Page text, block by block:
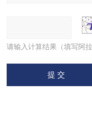
请输入计算结果（填写阿